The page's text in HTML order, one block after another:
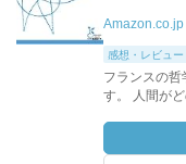
感想・レビュー
フランスの
す。 人間が